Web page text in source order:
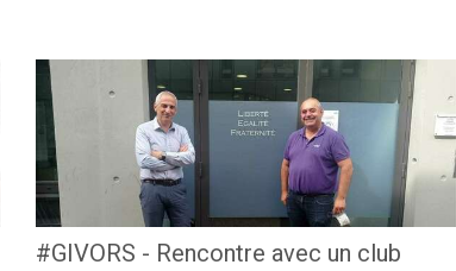
#GIVORS - Rencontre avec un club